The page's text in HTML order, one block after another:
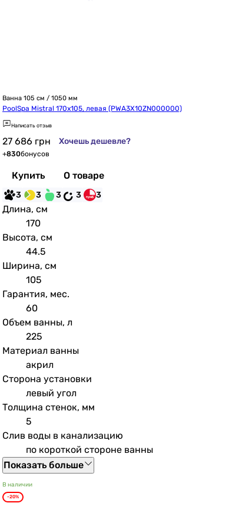
Ванна 105 см / 1050 мм
PoolSpa Mistral 170x105, левая (PWA3X10ZN000000)
Написать отзыв
27 686 грн Хочешь дешевле?
+830бонусов
Купить О товаре
3 3 3 3 3
Длина, см
170
Высота, см
44.5
Ширина, см
105
Гарантия, мес.
60
Объем ванны, л
225
Материал ванны
акрил
Сторона установки
левый угол
Толщина стенок, мм
5
Слив воды в канализацию
по короткой стороне ванны
Показать больше
В наличии
-20%